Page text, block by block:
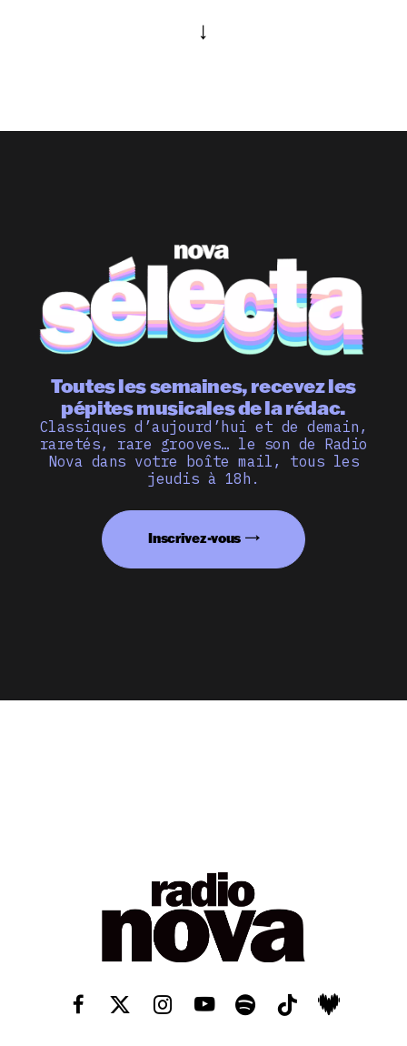
Toutes les semaines, recevez les
pépites musicales de la rédac.
Classiques d’aujourd’hui et de demain,
raretés, rare grooves… le son de Radio
Nova dans votre boîte mail, tous les
jeudis à 18h.
Inscrivez-vous